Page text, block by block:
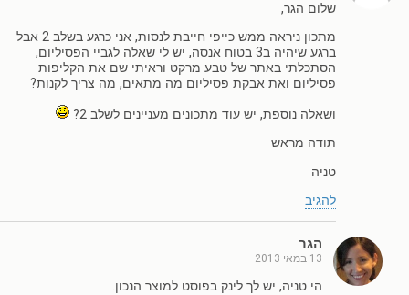
שלום הגר,
מתכון ניראה ממש כייפי חייבת לנסות, אני כרגע בשלב 2 אבל
ברגע שיהיה ב3 בטוח אנסה, יש לי שאלה לגביי הפסיליום,
הסתכלתי באתר של טבע מרקט וראיתי שם את הקליפות
פסיליום ואת אבקת פסיליום מה מתאים, מה צריך לקנות?
ושאלה נוספת, יש עוד מתכונים מעניינים לשלב 2?
תודה מראש
טניה
להגיב
הגר
13 במאי 2013
הי טניה, יש לך לינק בפוסט למוצר הנכון.